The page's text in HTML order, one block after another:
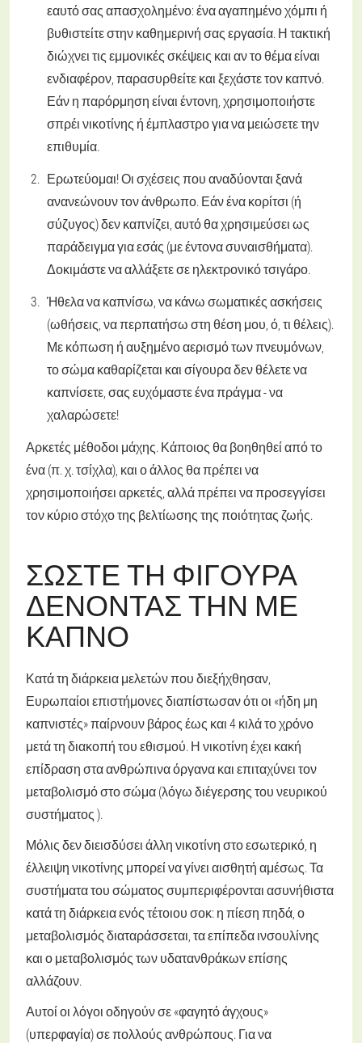
εαυτό σας απασχολημένο: ένα αγαπημένο χόμπι ή
βυθιστείτε στην καθημερινή σας εργασία. Η τακτική
διώχνει τις εμμονικές σκέψεις και αν το θέμα είναι
ενδιαφέρον, παρασυρθείτε και ξεχάστε τον καπνό.
Εάν η παρόρμηση είναι έντονη, χρησιμοποιήστε
σπρέι νικοτίνης ή έμπλαστρο για να μειώσετε την
επιθυμία.
Ερωτεύομαι! Οι σχέσεις που αναδύονται ξανά
ανανεώνουν τον άνθρωπο. Εάν ένα κορίτσι (ή
σύζυγος) δεν καπνίζει, αυτό θα χρησιμεύσει ως
παράδειγμα για εσάς (με έντονα συναισθήματα).
Δοκιμάστε να αλλάξετε σε ηλεκτρονικό τσιγάρο.
Ήθελα να καπνίσω, να κάνω σωματικές ασκήσεις
(ωθήσεις, να περπατήσω στη θέση μου, ό, τι θέλεις).
Με κόπωση ή αυξημένο αερισμό των πνευμόνων,
το σώμα καθαρίζεται και σίγουρα δεν θέλετε να
καπνίσετε, σας ευχόμαστε ένα πράγμα - να
χαλαρώσετε!
Αρκετές μέθοδοι μάχης. Κάποιος θα βοηθηθεί από το
ένα (π. χ. τσίχλα), και ο άλλος θα πρέπει να
χρησιμοποιήσει αρκετές, αλλά πρέπει να προσεγγίσει
τον κύριο στόχο της βελτίωσης της ποιότητας ζωής.
ΣΏΣΤΕ ΤΗ ΦΙΓΟΎΡΑ
ΔΈΝΟΝΤΆΣ ΤΗΝ ΜΕ
ΚΑΠΝΌ
Κατά τη διάρκεια μελετών που διεξήχθησαν,
Ευρωπαίοι επιστήμονες διαπίστωσαν ότι οι «ήδη μη
καπνιστές» παίρνουν βάρος έως και 4 κιλά το χρόνο
μετά τη διακοπή του εθισμού. Η νικοτίνη έχει κακή
επίδραση στα ανθρώπινα όργανα και επιταχύνει τον
μεταβολισμό στο σώμα (λόγω διέγερσης του νευρικού
συστήματος ).
Μόλις δεν διεισδύσει άλλη νικοτίνη στο εσωτερικό, η
έλλειψη νικοτίνης μπορεί να γίνει αισθητή αμέσως. Τα
συστήματα του σώματος συμπεριφέρονται ασυνήθιστα
κατά τη διάρκεια ενός τέτοιου σοκ: η πίεση πηδά, ο
μεταβολισμός διαταράσσεται, τα επίπεδα ινσουλίνης
και ο μεταβολισμός των υδατανθράκων επίσης
αλλάζουν.
Αυτοί οι λόγοι οδηγούν σε «φαγητό άγχους»
(υπερφαγία) σε πολλούς ανθρώπους. Για να